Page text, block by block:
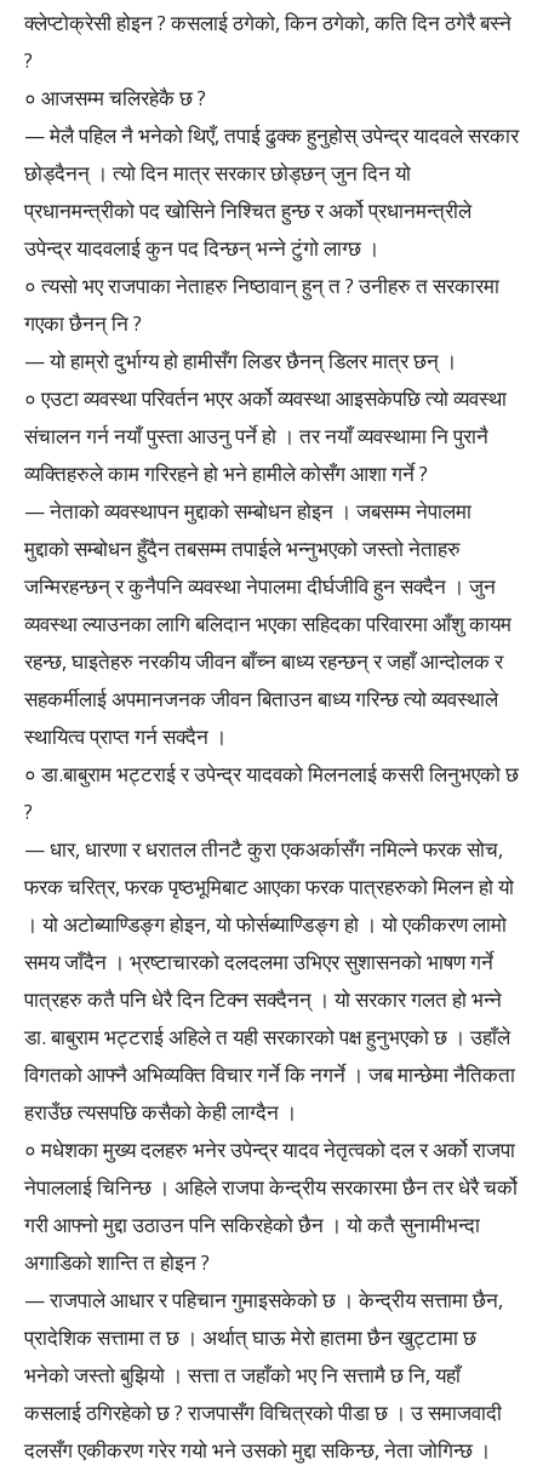
क्लेप्टोक्रेसी होइन ? कसलाई ठगेको, किन ठगेको, कति दिन ठगेरै बस्ने
?
० आजसम्म चलिरहेकै छ ?
— मेलै पहिल नै भनेको थिएँ, तपाई ढुक्क हुनुहोस् उपेन्द्र यादवले सरकार
छोड्दैनन् । त्यो दिन मात्र सरकार छोड्छन् जुन दिन यो
प्रधानमन्त्रीको पद खोसिने निश्चित हुन्छ र अर्को प्रधानमन्त्रीले
उपेन्द्र यादवलाई कुन पद दिन्छन् भन्ने टुंगो लाग्छ ।
० त्यसो भए राजपाका नेताहरु निष्ठावान् हुन् त ? उनीहरु त सरकारमा
गएका छैनन् नि ?
— यो हाम्रो दुर्भाग्य हो हामीसँग लिडर छैनन् डिलर मात्र छन् ।
० एउटा व्यवस्था परिवर्तन भएर अर्को व्यवस्था आइसकेपछि त्यो व्यवस्था
संचालन गर्न नयाँ पुस्ता आउनु पर्ने हो । तर नयाँ व्यवस्थामा नि पुरानै
व्यक्तिहरुले काम गरिरहने हो भने हामीले कोसँग आशा गर्ने ?
— नेताको व्यवस्थापन मुद्दाको सम्बोधन होइन । जबसम्म नेपालमा
मुद्दाको सम्बोधन हुँदैन तबसम्म तपाईले भन्नुभएको जस्तो नेताहरु
जन्मिरहन्छन् र कुनैपनि व्यवस्था नेपालमा दीर्घजीवि हुन सक्दैन । जुन
व्यवस्था ल्याउनका लागि बलिदान भएका सहिदका परिवारमा आँशु कायम
रहन्छ, घाइतेहरु नरकीय जीवन बाँच्न बाध्य रहन्छन् र जहाँ आन्दोलक र
सहकर्मीलाई अपमानजनक जीवन बिताउन बाध्य गरिन्छ त्यो व्यवस्थाले
स्थायित्व प्राप्त गर्न सक्दैन ।
० डा.बाबुराम भट्टराई र उपेन्द्र यादवको मिलनलाई कसरी लिनुभएको छ
?
— धार, धारणा र धरातल तीनटै कुरा एकअर्कासँग नमिल्ने फरक सोच,
फरक चरित्र, फरक पृष्ठभूमिबाट आएका फरक पात्रहरुको मिलन हो यो
। यो अटोब्याण्डिङ्ग होइन, यो फोर्सब्याण्डिङ्ग हो । यो एकीकरण लामो
समय जाँदैन । भ्रष्टाचारको दलदलमा उभिएर सुशासनको भाषण गर्ने
पात्रहरु कतै पनि धेरै दिन टिक्न सक्दैनन् । यो सरकार गलत हो भन्ने
डा. बाबुराम भट्टराई अहिले त यही सरकारको पक्ष हुनुभएको छ । उहाँले
विगतको आफ्नै अभिव्यक्ति विचार गर्ने कि नगर्ने । जब मान्छेमा नैतिकता
हराउँछ त्यसपछि कसैको केही लाग्दैन ।
० मधेशका मुख्य दलहरु भनेर उपेन्द्र यादव नेतृत्वको दल र अर्को राजपा
नेपाललाई चिनिन्छ । अहिले राजपा केन्द्रीय सरकारमा छैन तर धेरै चर्को
गरी आफ्नो मुद्दा उठाउन पनि सकिरहेको छैन । यो कतै सुनामीभन्दा
अगाडिको शान्ति त होइन ?
— राजपाले आधार र पहिचान गुमाइसकेको छ । केन्द्रीय सत्तामा छैन,
प्रादेशिक सत्तामा त छ । अर्थात् घाऊ मेरो हातमा छैन खुट्टामा छ
भनेको जस्तो बुझियो । सत्ता त जहाँको भए नि सत्तामै छ नि, यहाँ
कसलाई ठगिरहेको छ ? राजपासँग विचित्रको पीडा छ । उ समाजवादी
दलसँग एकीकरण गरेर गयो भने उसको मुद्दा सकिन्छ, नेता जोगिन्छ ।